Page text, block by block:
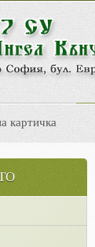
картичка